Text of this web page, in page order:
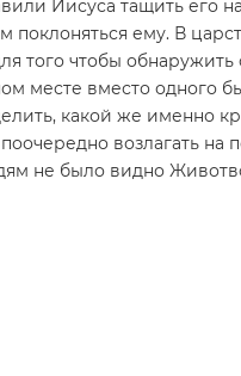
Иисуса тащить его
поклоняться ему. В
того чтобы обнаружить
месте вместо одного
какой же именно
возлагать на
не было видно